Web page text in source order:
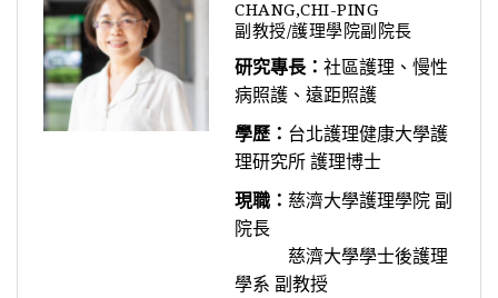
CHANG,CHI-PING
副教授/護理學院副院長
研究專長： 社區護理、慢性
病照護、遠距照護
學歷： 台北護理健康大學護
理研究所 護理博士
現職： 慈濟大學護理學院 副
院長
慈濟大學學士後護理
學系 副教授